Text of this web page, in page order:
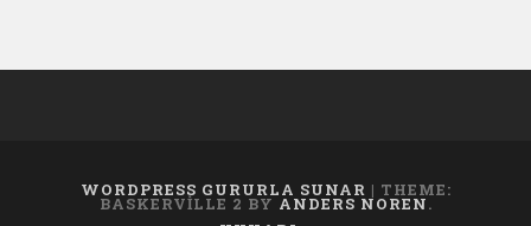
WORDPRESS GURURLA SUNAR | THEME:
BASKERVILLE 2 BY ANDERS NOREN.